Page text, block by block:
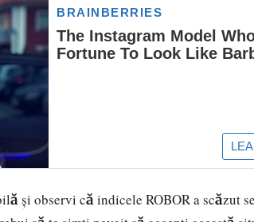
și observi că indicele ROBOR a scăzut